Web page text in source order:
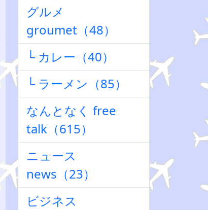
グルメ
groumet（48）
└ カレー（40）
└ ラーメン（85）
なんとなく free
talk（615）
ニュース
news（23）
ビジネス